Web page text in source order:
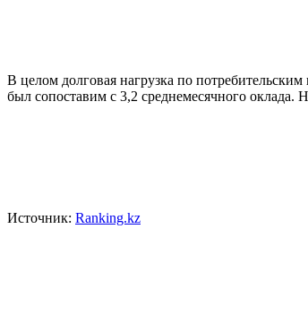
В целом долговая нагрузка по
был сопоставим с 3,2 среднемесячного оклада.
Источник: Ranking.kz